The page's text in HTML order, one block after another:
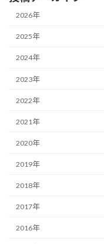
2026年
2025年
2024年
2023年
2022年
2021年
2020年
2019年
2018年
2017年
2016年